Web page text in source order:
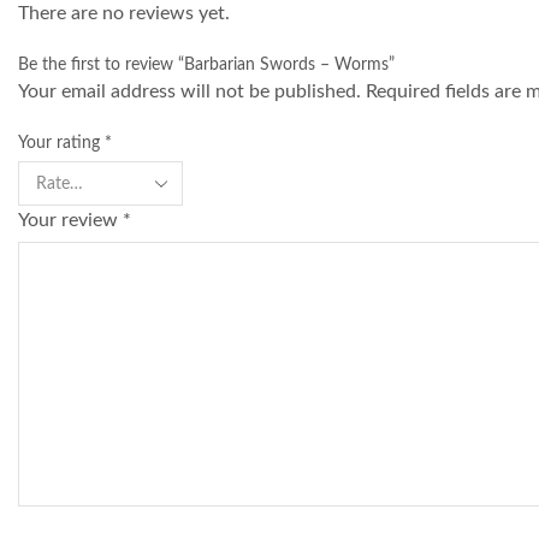
There are no reviews yet.
Be the first to review “Barbarian Swords – Worms”
Your email address will not be published. Required fields are
Your rating *
Your review *